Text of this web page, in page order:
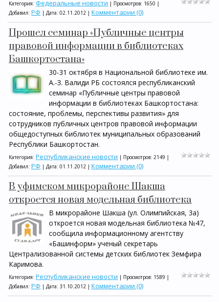
Категория: Федеральные новости | Просмотров: 1650 |
Добавил: РФ | Дата: 02.11.2012 | Комментарии (0)
Прошел семинар «Публичные центры
правовой информации в библиотеках
Башкортостана»
30-31 октября в Национальной библиотеке им.
А.-З. Валиди РБ состоялся республиканский
семинар «Публичные центры правовой
информации в библиотеках Башкортостана:
состояние, проблемы, перспективы развития» для
сотрудников публичных центров правовой информации
общедоступных библиотек муниципальных образований
Республики Башкортостан.
Категория: Республиканские новости | Просмотров: 2149 |
Добавил: РФ | Дата: 01.11.2012 | Комментарии (0)
В уфимском микрорайоне Шакша
откроется новая модельная библиотека
В микрорайоне Шакша (ул. Олимпийская, 3а)
откроется новая модельная библиотека №47,
сообщила информационному агентству
«Башинформ» ученый секретарь
Централизованной системы детских библиотек Земфира
Каримова.
Категория: Республиканские новости | Просмотров: 1589 |
Добавил: РФ | Дата: 31.10.2012 | Комментарии (0)